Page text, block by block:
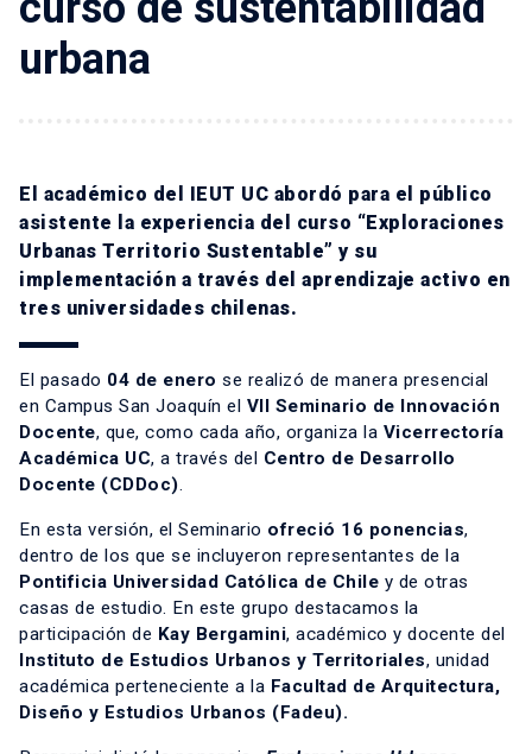
urbana
El académico del IEUT UC abordó para el público
asistente la experiencia del curso “Exploraciones
Urbanas Territorio Sustentable” y su
implementación a través del aprendizaje activo en
tres universidades chilenas.
El pasado 04 de enero se realizó de manera presencial
en Campus San Joaquín el VII Seminario de Innovación
Docente, que, como cada año, organiza la Vicerrectoría
Académica UC, a través del Centro de Desarrollo
Docente (CDDoc).
En esta versión, el Seminario ofreció 16 ponencias,
dentro de los que se incluyeron representantes de la
Pontificia Universidad Católica de Chile y de otras
casas de estudio. En este grupo destacamos la
participación de Kay Bergamini, académico y docente del
Instituto de Estudios Urbanos y Territoriales, unidad
académica perteneciente a la Facultad de Arquitectura,
Diseño y Estudios Urbanos (Fadeu).